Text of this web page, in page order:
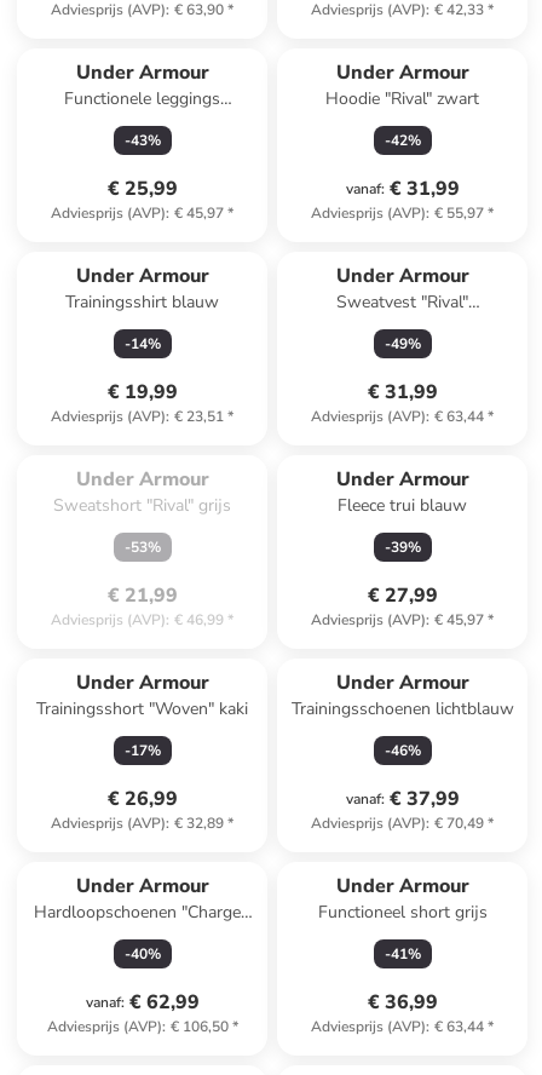
Adviesprijs (AVP): € 63,90* Adviesprijs (AVP): € 42,33*
Under Armour
Functionele leggings
donkerblauw
-43%
€ 25,99
Adviesprijs (AVP): € 45,97*
Under Armour
Hoodie "Rival" zwart
-42%
vanaf: € 31,99
Adviesprijs (AVP): € 55,97*
Under Armour
Trainingsshirt blauw
-14%
€ 19,99
Adviesprijs (AVP): € 23,51*
Under Armour
Sweatvest "Rival"
donkerblauw
-49%
€ 31,99
Adviesprijs (AVP): € 63,44*
uitverkocht.
Under Armour
Sweatshort "Rival" grijs
-53%
€ 21,99
Adviesprijs (AVP): € 46,99*
Under Armour
Fleece trui blauw
-39%
€ 27,99
Adviesprijs (AVP): € 45,97*
Under Armour
Trainingsshort "Woven" kaki
-17%
€ 26,99
Adviesprijs (AVP): € 32,89*
Under Armour
Trainingsschoenen lichtblauw
-46%
vanaf: € 37,99
Adviesprijs (AVP): € 70,49*
Under Armour
Hardloopschoenen "Charged
Bandit TR 3" grijs
-40%
vanaf: € 62,99
Adviesprijs (AVP): € 106,50*
Under Armour
Functioneel short grijs
-41%
€ 36,99
Adviesprijs (AVP): € 63,44*